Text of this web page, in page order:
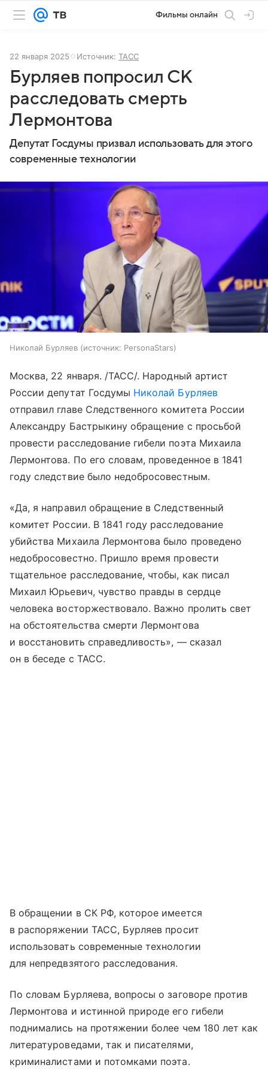
Фильмы онлайн
22 января 2025 Источник: ТАСС
Бурляев попросил СК
расследовать смерть
Лермонтова
Депутат Госдумы призвал использовать для этого
современные технологии
Николай Бурляев источник: PersonaStars
Москва, 22 января. /ТАСС/. Народный артист
России депутат Госдумы Николай Бурляев
отправил главе Следственного комитета России
Александру Бастрыкину обращение с просьбой
провести расследование гибели поэта Михаила
Лермонтова. По его словам, проведенное в 1841
году следствие было недобросовестным.
«Да, я направил обращение в Следственный
комитет России. В 1841 году расследование
убийства Михаила Лермонтова было проведено
недобросовестно. Пришло время провести
тщательное расследование, чтобы, как писал
Михаил Юрьевич, чувство правды в сердце
человека восторжествовало. Важно пролить свет
на обстоятельства смерти Лермонтова
и восстановить справедливость», — сказал
он в беседе с ТАСС.
В обращении в СК РФ, которое имеется
в распоряжении ТАСС, Бурляев просит
использовать современные технологии
для непредвзятого расследования.
По словам Бурляева, вопросы о заговоре против
Лермонтова и истинной природе его гибели
поднимались на протяжении более чем 180 лет как
литературоведами, так и писателями,
криминалистами и потомками поэта.